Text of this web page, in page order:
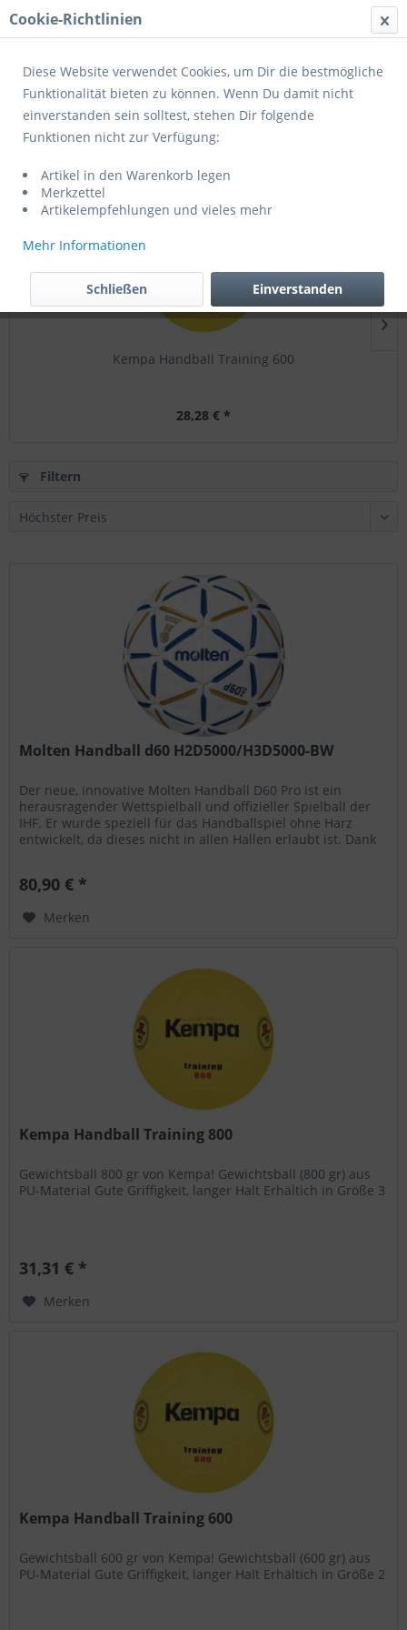
Menü
Spezialhandbälle
Topseller
Kempa Handball Training 600
28,28 € *
Filtern
Molten Handball d60 H2D5000/H3D5000-BW
Der neue, innovative Molten Handball D60 Pro ist ein
herausragender Wettspielball und offizieller Spielball der
IHF. Er wurde speziell für das Handballspiel ohne Harz
entwickelt, da dieses nicht in allen Hallen erlaubt ist. Dank
80,90 € *
Merken
Kempa Handball Training 800
Gewichtsball 800 gr von Kempa! Gewichtsball (800 gr) aus
PU-Material Gute Griffigkeit, langer Halt Erhältich in Größe 3
31,31 € *
Merken
Kempa Handball Training 600
Gewichtsball 600 gr von Kempa! Gewichtsball (600 gr) aus
PU-Material Gute Griffigkeit, langer Halt Erhältich in Größe 2
Cookie-Richtlinien
Diese Website verwendet Cookies, um Dir die bestmögliche
Funktionalität bieten zu können. Wenn Du damit nicht
einverstanden sein solltest, stehen Dir folgende
Funktionen nicht zur Verfügung:
Artikel in den Warenkorb legen
Merkzettel
Artikelempfehlungen und vieles mehr
Mehr Informationen
Einverstanden
Schließen